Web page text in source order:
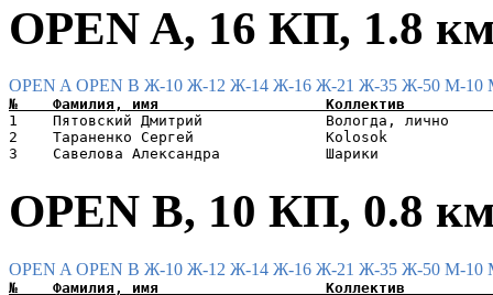
OPEN A, 16 КП, 1.8
OPEN AOPEN B Ж-10 Ж-12 Ж-14 Ж-16 Ж-21 Ж-35 Ж-50 М-10
1    Пятовский Дмитрий              Вологда,
2    Тараненко Сергей               Kolosok
OPEN B, 10 КП, 0.8
OPEN A OPEN B Ж-10 Ж-12 Ж-14 Ж-16 Ж-21 Ж-35 Ж-50 М-10